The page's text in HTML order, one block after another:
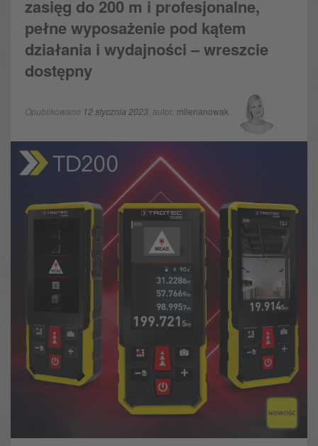
zasięg do 200 m i profesjonalne,
pełne wyposażenie pod kątem
działania i wydajności – wreszcie
dostępny
Opublikowano 12 stycznia 2023 , autor: milenanowak